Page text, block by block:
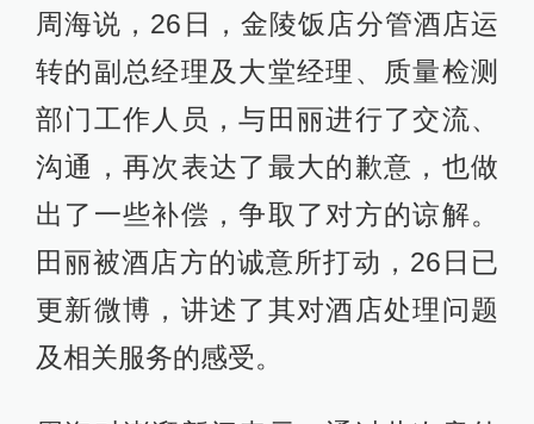
周海说，26日，金陵饭店分管酒店运
转的副总经理及大堂经理、质量检测
部门工作人员，与田丽进行了交流、
沟通，再次表达了最大的歉意，也做
出了一些补偿，争取了对方的谅解。
田丽被酒店方的诚意所打动，26日已
更新微博，讲述了其对酒店处理问题
及相关服务的感受。